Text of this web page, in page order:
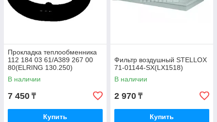
Прокладка теплообменника
112 184 03 61/A389 267 00
80(ELRING 130.250)
В наличии
7 450 ₸
Купить
Фильтр воздушный STELLOX
71-01144-SX(LX1518)
В наличии
2 970 ₸
Купить